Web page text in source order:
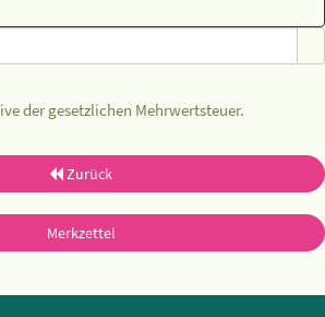
der gesetzlichen Mehrwertsteuer.
Zurück
Merkzettel